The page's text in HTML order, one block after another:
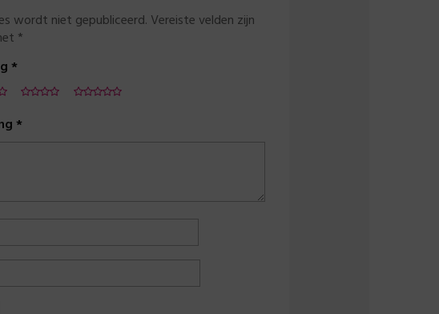
wordt niet gepubliceerd. Vereiste velden zijn
*
*
*